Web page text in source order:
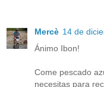
Mercè 14 de
Ánimo Ibon!
Come pescado
necesitas para